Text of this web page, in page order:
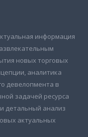
информация
новых торговых
аналитика
девелопмента в
задачей ресурса
детальный анализ
актуальных